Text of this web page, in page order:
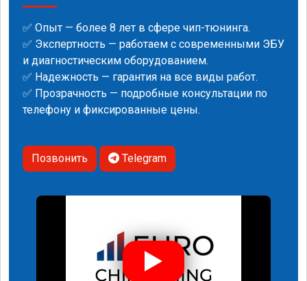
✅ Опыт — более 8 лет в сфере чип-тюнинга.
✅ Экспертность — работаем с современными ЭБУ
и диагностическим оборудованием.
✅ Надежность — гарантия на все виды работ.
✅ Прозрачность — подробные консультации по
телефону и фиксированные цены.
Позвонить Telegram